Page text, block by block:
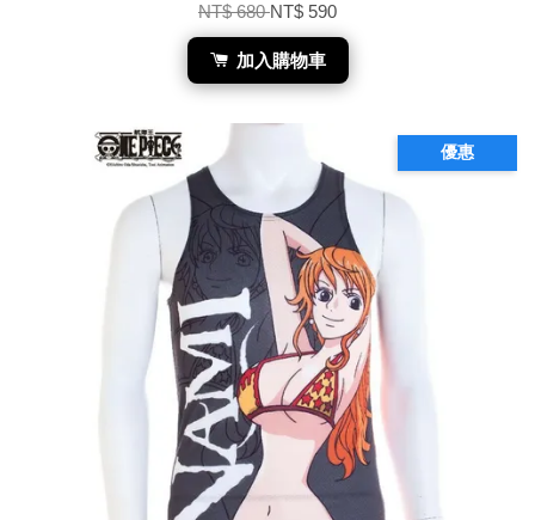
NT$ 680NT$ 590
加入購物車
優惠